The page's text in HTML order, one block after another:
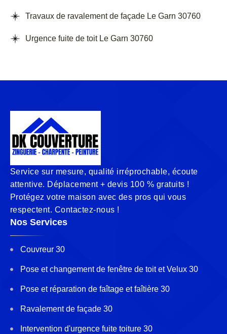
Travaux de ravalement de façade Le Garn 30760
Urgence fuite de toit Le Garn 30760
Service sur mesure, qualité irréprochable, écoute
attentive. Déplacement + devis 100 % gratuits !
Protégez votre maison avec des pros qui vous
respectent. Contactez-nous !
Nos Services
Couvreur 30
Pose et changement de fenêtre de toit et Velux 30
Pose et réparation de faîtage et faîtière 30
Ravalement de façade 30
Intervention d'urgence fuite toiture 30